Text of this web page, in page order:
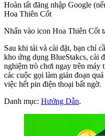
Hoàn tất đăng nhập Google
Hoa Thiên Cốt
Nhấn vào icon Hoa Thiên Cốt
Sau khi tải và cài đặt, bạn chỉ
kho ứng dụng BlueStakcs, cài
nghiệm trò chơi ngay trên máy
các cuộc gọi làm gián đoạn
việc hết pin điện thoại bất ngờ.
Danh mục: Hướng Dẫn.